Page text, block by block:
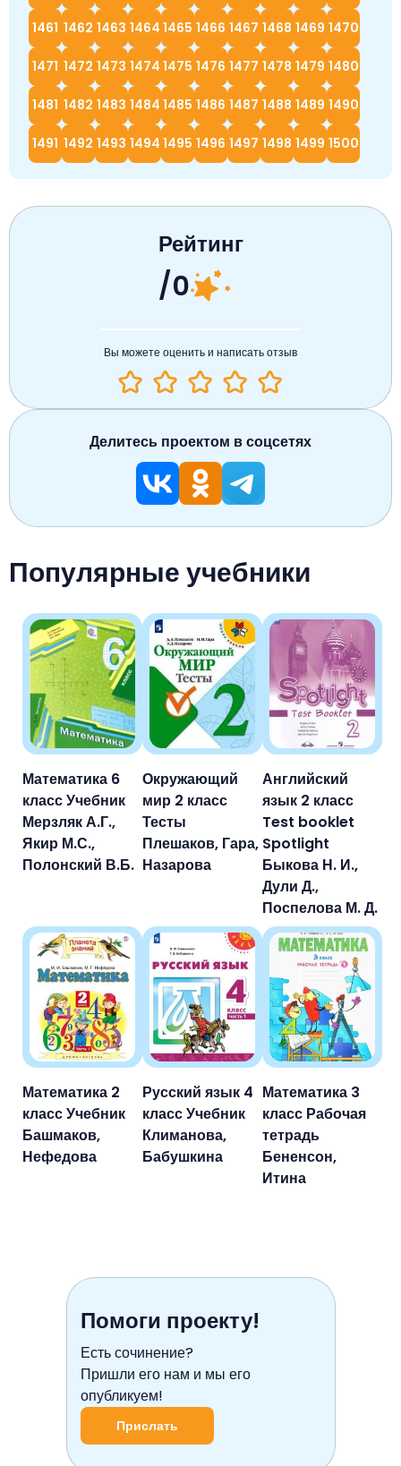
1461 1462 1463 1464 1465 1466 1467 1468 1469 1470
1471 1472 1473 1474 1475 1476 1477 1478 1479 1480
1481 1482 1483 1484 1485 1486 1487 1488 1489 1490
1491 1492 1493 1494 1495 1496 1497 1498 1499 1500
Популярные учебники
Математика 6
класс Учебник
Мерзляк А.Г.,
Якир М.С.,
Полонский В.Б.
Окружающий
мир 2 класс
Тесты
Плешаков, Гара,
Назарова
Английский
язык 2 класс
Test booklet
Spotlight
Быкова Н. И.,
Дули Д.,
Поспелова М. Д.
Математика 2
класс Учебник
Башмаков,
Нефедова
Русский язык 4
класс Учебник
Климанова,
Бабушкина
Математика 3
класс Рабочая
тетрадь
Бененсон,
Итина
Рейтинг
/0
Вы можете оценить и написать отзыв
Делитесь проектом в соцсетях
Помоги проекту!
Есть сочинение?
Пришли его нам и мы его
опубликуем!
Прислать